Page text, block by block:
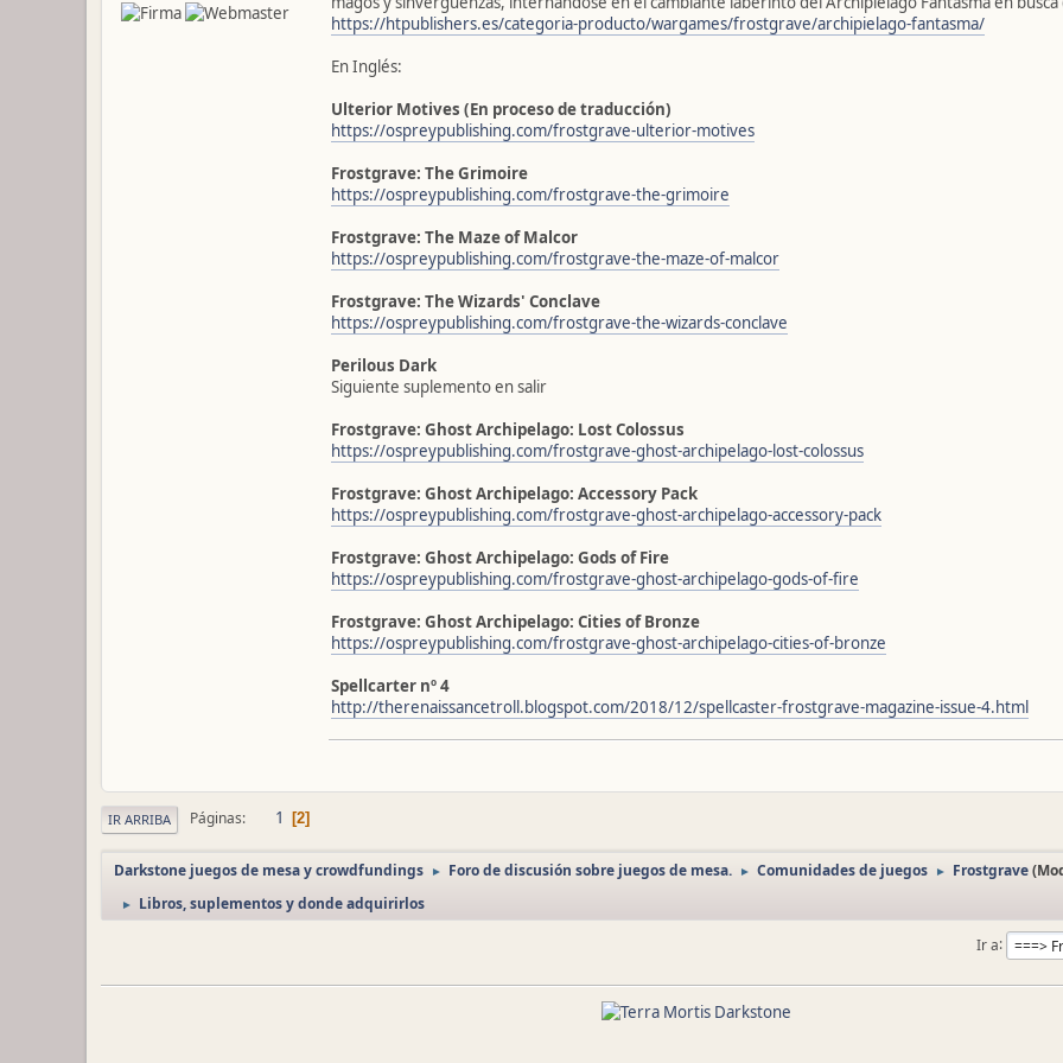
https://htpublishers.es/categoria-producto/wargames/frostgrave/archipielago-fantasma/
En Inglés:
Ulterior Motives (En proceso de traducción)
https://ospreypublishing.com/frostgrave-ulterior-motives
Frostgrave: The Grimoire
https://ospreypublishing.com/frostgrave-the-grimoire
Frostgrave: The Maze of Malcor
https://ospreypublishing.com/frostgrave-the-maze-of-malcor
Frostgrave: The Wizards' Conclave
https://ospreypublishing.com/frostgrave-the-wizards-conclave
Perilous Dark
Siguiente suplemento en salir
Frostgrave: Ghost Archipelago: Lost Colossus
https://ospreypublishing.com/frostgrave-ghost-archipelago-lost-colossus
Frostgrave: Ghost Archipelago: Accessory Pack
https://ospreypublishing.com/frostgrave-ghost-archipelago-accessory-pack
Frostgrave: Ghost Archipelago: Gods of Fire
https://ospreypublishing.com/frostgrave-ghost-archipelago-gods-of-fire
Frostgrave: Ghost Archipelago: Cities of Bronze
https://ospreypublishing.com/frostgrave-ghost-archipelago-cities-of-bronze
Spellcarter nº 4
http://therenaissancetroll.blogspot.com/2018/12/spellcaster-frostgrave-magazine-issue-4.html
IR ARRIBA Páginas 1 2
Darkstone juegos de mesa y crowdfundings ► Foro de discusión sobre juegos de mesa. ► Comunidades de juegos ► Frostgrave
► Libros, suplementos y donde adquirirlos
Ir a